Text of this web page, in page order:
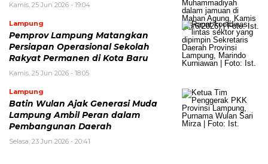
Kamis, 25 Jun 2026 - 19:04
Lampung
Pemprov Lampung Matangkan
Persiapan Operasional Sekolah
Rakyat Permanen di Kota Baru
Kamis, 25 Jun 2026 - 18:05
Lampung
Batin Wulan Ajak Generasi Muda
Lampung Ambil Peran dalam
Pembangunan Daerah
Selasa, 23 Jun 2026 - 20:41